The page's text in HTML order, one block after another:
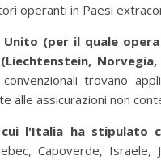
operanti in Paesi
(per il quale
Norvegia,
trovano
alle assicurazioni non
l'Italia ha stipulato
Capoverde,